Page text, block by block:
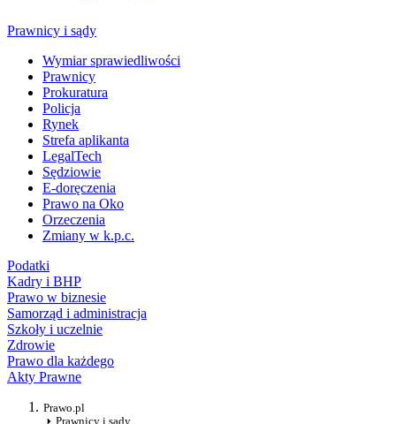
Prawnicy i sądy
Wymiar sprawiedliwości
Prawnicy
Prokuratura
Policja
Rynek
Strefa aplikanta
LegalTech
Sędziowie
E-doręczenia
Prawo na Oko
Orzeczenia
Zmiany w k.p.c.
Podatki
Kadry i BHP
Prawo w biznesie
Samorząd i administracja
Szkoły i uczelnie
Zdrowie
Prawo dla każdego
Akty Prawne
Prawo.pl
Prawnicy i sądy